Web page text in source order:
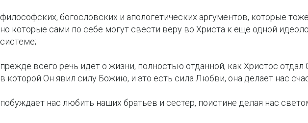
философских, богословских и апологетических аргументов, которые
но которые сами по себе могут свести веру во Христа к еще одной
системе;
прежде всего речь идет о жизни, полностью отданной, как Христос отдал
в которой Он явил силу Божию, и это есть сила Любви, она делает нас
побуждает нас любить наших братьев и сестер, поистине делая нас